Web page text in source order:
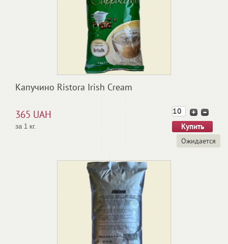
Капучино Ristora Irish Cream
365 UAH
за 1 кг.
Ожидается